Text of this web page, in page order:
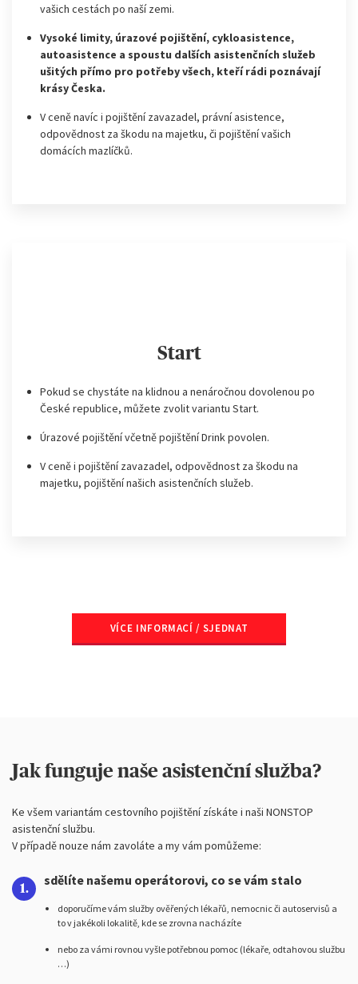
vašich cestách po naší zemi.
Vysoké limity, úrazové pojištění, cykloasistence,
autoasistence a spoustu dalších asistenčních služeb
ušitých přímo pro potřeby všech, kteří rádi poznávají
krásy Česka.
V ceně navíc i pojištění zavazadel, právní asistence,
odpovědnost za škodu na majetku, či pojištění vašich
domácích mazlíčků.
Start
Pokud se chystáte na klidnou a nenáročnou dovolenou po
České republice, můžete zvolit variantu Start.
Úrazové pojištění včetně pojištění Drink povolen.
V ceně i pojištění zavazadel, odpovědnost za škodu na
majetku, pojištění našich asistenčních služeb.
VÍCE INFORMACÍ / SJEDNAT
Jak funguje naše asistenční služba?
Ke všem variantám cestovního pojištění získáte i naši NONSTOP
asistenční službu.
V případě nouze nám zavoláte a my vám pomůžeme:
sdělíte našemu operátorovi, co se vám stalo
doporučíme vám služby ověřených lékařů, nemocnic či autoservisů a
to v jakékoli lokalitě, kde se zrovna nacházíte
nebo za vámi rovnou vyšle potřebnou pomoc (lékaře, odtahovou službu
…)